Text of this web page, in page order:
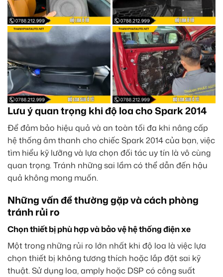
Lưu ý quan trọng khi độ loa cho Spark 2014
Để đảm bảo hiệu quả và an toàn tối đa khi nâng cấp
hệ thống âm thanh cho chiếc Spark 2014 của bạn, việc
tìm hiểu kỹ lưỡng và lựa chọn đối tác uy tín là vô cùng
quan trọng. Tránh những sai lầm có thể dẫn đến hậu
quả không mong muốn.
Những vấn đề thường gặp và cách phòng
tránh rủi ro
Chọn thiết bị phù hợp và bảo vệ hệ thống điện xe
Một trong những rủi ro lớn nhất khi độ loa là việc lựa
chọn thiết bị không tương thích hoặc lắp đặt sai kỹ
thuật. Sử dụng loa, amply hoặc DSP có công suất